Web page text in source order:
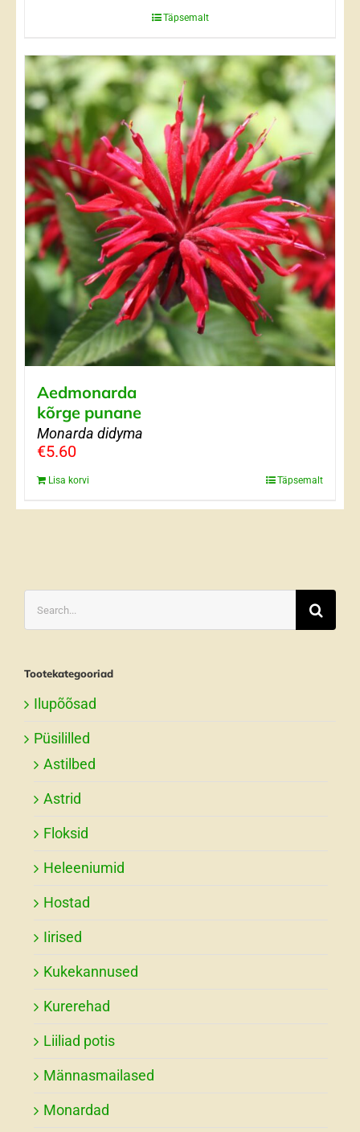
Täpsemalt
Aedmonarda
kõrge punane
Monarda didyma
€5.60
Lisa korvi Täpsemalt
for:
Tootekategooriad
Ilupõõsad
Püsililled
Astilbed
Astrid
Floksid
Heleeniumid
Hostad
Iirised
Kukekannused
Kurerehad
Liiliad potis
Männasmailased
Monardad